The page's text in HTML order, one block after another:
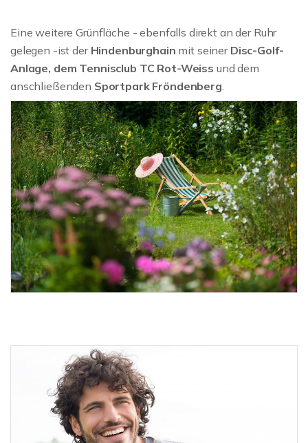
Eine weitere Grünfläche - ebenfalls direkt an der Ruhr
gelegen -ist der Hindenburghain mit seiner Disc-Golf-
Anlage, dem Tennisclub TC Rot-Weiss und dem
anschließenden Sportpark Fröndenberg.